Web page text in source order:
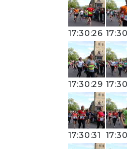
17:30:26
17:30:29
17:30:31